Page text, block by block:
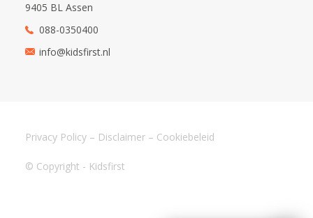
9405 BL Assen
088-0350400
info@kidsfirst.nl
© Copyright - Kidsfirst
Privacy Policy – Disclaimer – Cookiebeleid